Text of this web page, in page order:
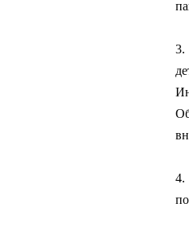
3.
4.